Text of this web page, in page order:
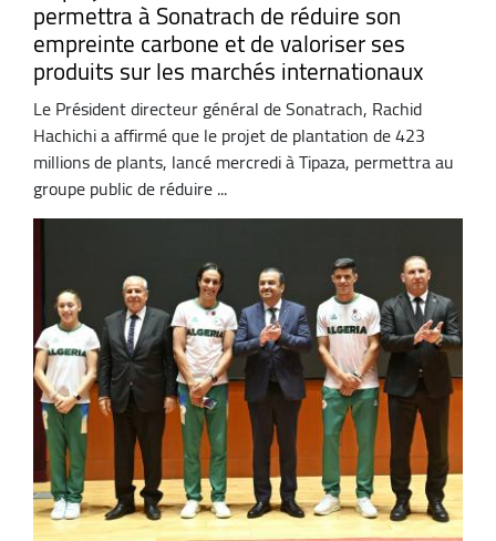
permettra à Sonatrach de réduire son
empreinte carbone et de valoriser ses
produits sur les marchés internationaux
Le Président directeur général de Sonatrach, Rachid
Hachichi a affirmé que le projet de plantation de 423
millions de plants, lancé mercredi à Tipaza, permettra au
groupe public de réduire ...